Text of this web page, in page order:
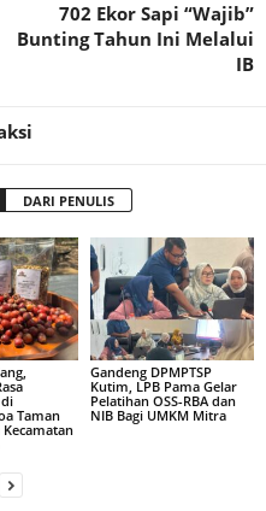
702 Ekor Sapi “Wajib”
Bunting Tahun Ini Melalui
IB
DARI PENULIS
Taman
Gandeng DPMPTSP
Kutim, LPB Pama Gelar
Pelatihan OSS-RBA dan
NIB Bagi UMKM Mitra